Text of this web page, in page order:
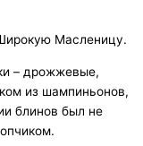
Масленицу.
– дрожжевые,
из шампиньонов,
блинов был не